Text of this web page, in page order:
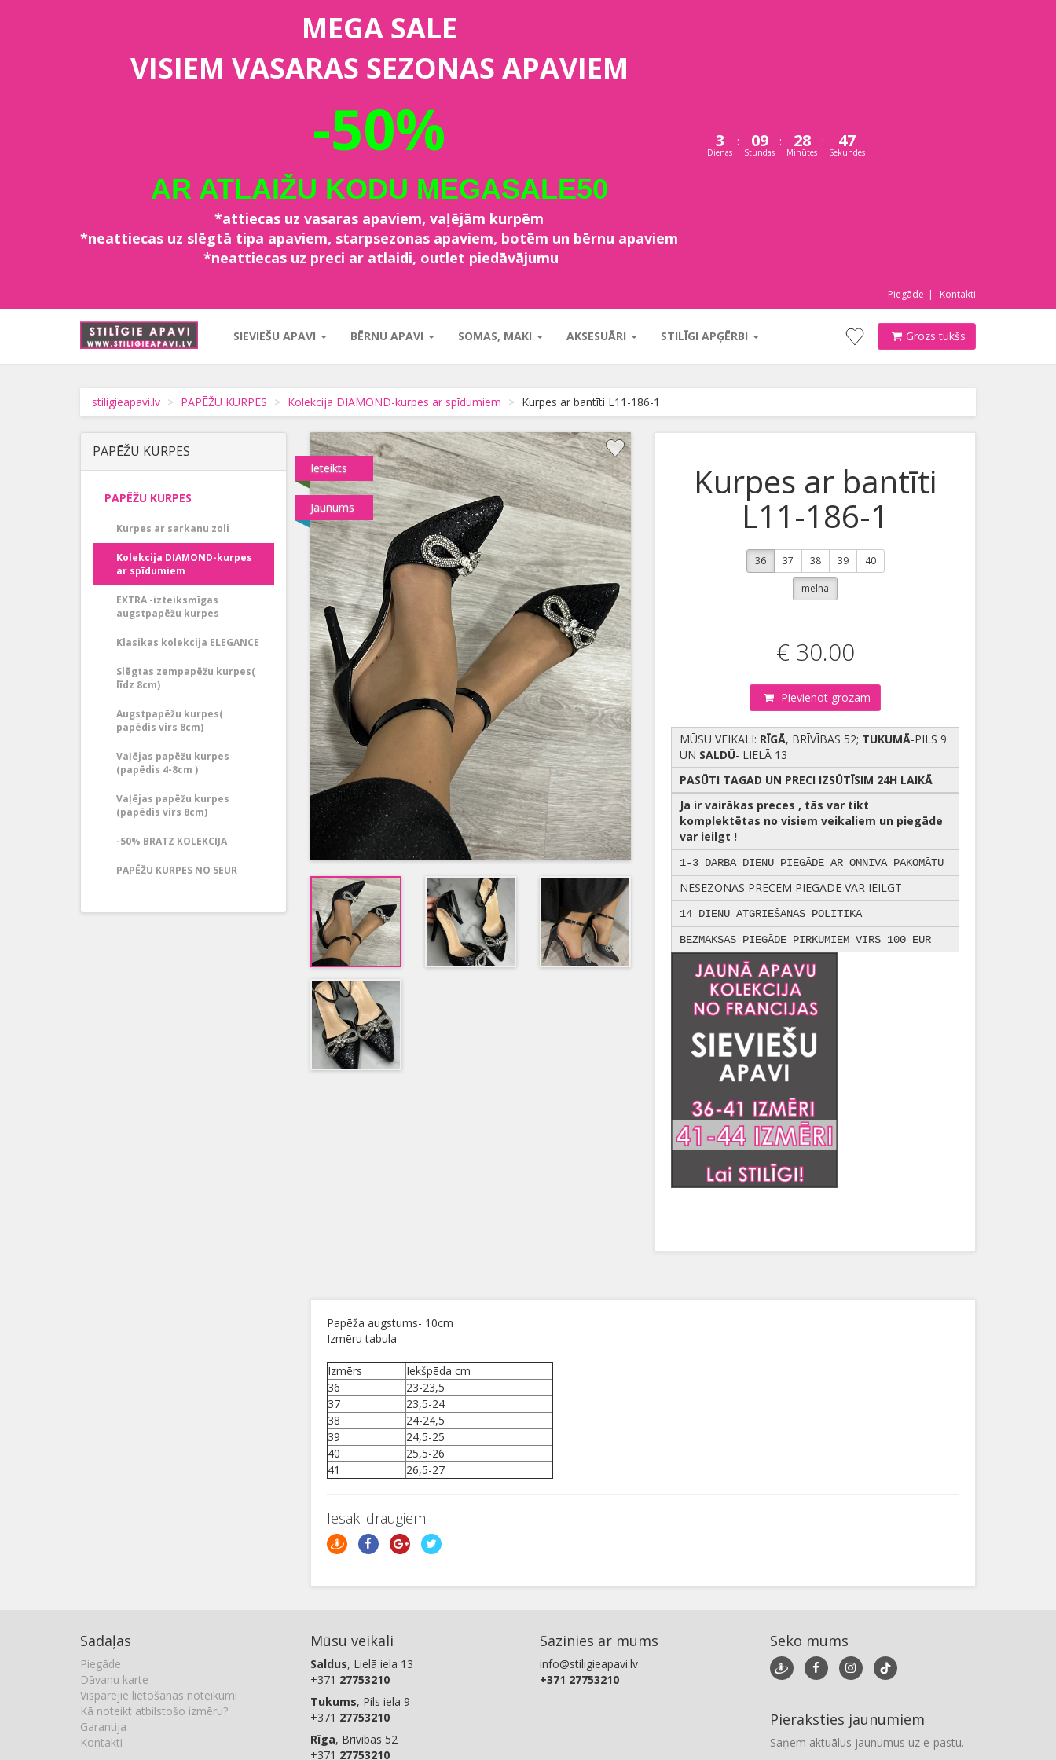
MEGA SALE
VISIEM VASARAS SEZONAS APAVIEM
-50%
AR ATLAIŽU KODU MEGASALE50
*attiecas uz vasaras apaviem, vaļējām kurpēm
*neattiecas uz slēgtā tipa apaviem, starpsezonas apaviem, botēm un bērnu apaviem
*neattiecas uz preci ar atlaidi, outlet piedāvājumu
3
Dienas
: 09
Stundas
: 28
Minūtes
: 46
Sekundes
Piegāde Kontakti
SIEVIEŠU APAVI BĒRNU APAVI SOMAS, MAKI AKSESUĀRI STILĪGI APĢĒRBI Grozs tukšs
stiligieapavi.lv PAPĒŽU KURPES Kolekcija DIAMOND-kurpes ar spīdumiem Kurpes ar bantīti L11-186-1
PAPĒŽU KURPES
PAPĒŽU KURPES
Kurpes ar sarkanu zoli
Kolekcija DIAMOND-kurpes
ar spīdumiem
EXTRA -izteiksmīgas
augstpapēžu kurpes
Klasikas kolekcija ELEGANCE
Slēgtas zempapēžu kurpes(
līdz 8cm)
Augstpapēžu kurpes(
papēdis virs 8cm)
Vaļējas papēžu kurpes
(papēdis 4-8cm )
Vaļējas papēžu kurpes
(papēdis virs 8cm)
-50% BRATZ KOLEKCIJA
PAPĒŽU KURPES NO 5EUR
Ieteikts
Jaunums
Kurpes ar bantīti
L11-186-1
36 37 38 39 40
melna
€ 30.00
Pievienot grozam
MŪSU VEIKALI: RĪGĀ, BRĪVĪBAS 52; TUKUMĀ-PILS 9
UN SALDŪ- LIELĀ 13
PASŪTI TAGAD UN PRECI IZSŪTĪSIM 24H LAIKĀ
Ja ir vairākas preces , tās var tikt
komplektētas no visiem veikaliem un piegāde
var ieilgt !
1-3 DARBA DIENU PIEGĀDE AR OMNIVA PAKOMĀTU
NESEZONAS PRECĒM PIEGĀDE VAR IEILGT
14 DIENU ATGRIEŠANAS POLITIKA
BEZMAKSAS PIEGĀDE PIRKUMIEM VIRS 100 EUR
Papēža augstums- 10cm
Izmēru tabula
Izmērs
Iekšpēda cm
36
23-23,5
37
23,5-24
38
24-24,5
39
24,5-25
40
25,5-26
41
26,5-27
Iesaki draugiem
Sadaļas
Piegāde
Dāvanu karte
Vispārējie lietošanas noteikumi
Kā noteikt atbilstošo izmēru?
Garantija
Kontakti
Mūsu veikali
Saldus, Lielā iela 13
+371 27753210
Tukums, Pils iela 9
+371 27753210
Rīga, Brīvības 52
+371 27753210
Sazinies ar mums
info@stiligieapavi.lv
+371 27753210
Seko mums
Pieraksties jaunumiem
Saņem aktuālus jaunumus uz e-pastu.